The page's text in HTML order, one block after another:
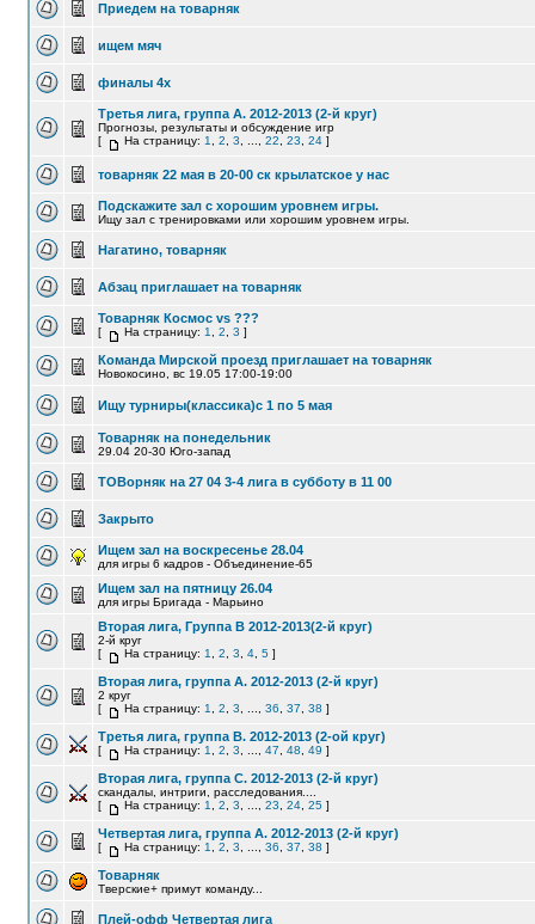
Приедем на товарняк
ищем мяч
финалы 4х
Третья лига, группа A. 2012-2013 (2-й круг)
Прогнозы, результаты и обсуждение игр
[
На страницу: 1 2 3 22 23 24 ]
товарняк 22 мая в 20-00 ск крылатское у нас
Подскажите зал с хорошим уровнем игры.
Ищу зал с тренировками или хорошим уровнем игры.
Нагатино, товарняк
Абзац приглашает на товарняк
Товарняк Космос vs ???
[ На страницу: 1 2 3 ]
Команда Мирской проезд приглашает на товарняк
Новокосино, вс 19.05 17:00-19:00
Ищу турниры(классика)с 1 по 5 мая
Товарняк на понедельник
29.04 20-30 Юго-запад
ТОВорняк на 27 04 3-4 лига в субботу в 11 00
Закрыто
Ищем зал на воскресенье 28.04
для игры 6 кадров - Объединение-65
Ищем зал на пятницу 26.04
для игры Бригада - Марьино
Вторая лига, Группа В 2012-2013(2-й круг)
2-й круг
[
На страницу: 1 2 3 4 5 ]
Вторая лига, группа A. 2012-2013 (2-й круг)
2 круг
[
На страницу: 1 2 3 36 37 38 ]
Третья лига, группа B. 2012-2013 (2-ой круг)
[ На страницу: 1 2 3 47 48 49 ]
Вторая лига, группа С. 2012-2013 (2-й круг)
скандалы, интриги, расследования....
[
На страницу: 1 2 3 23 24 25 ]
Четвертая лига, группа A. 2012-2013 (2-й круг)
[ На страницу: 1 2 3 36 37 38 ]
Товарняк
Тверские+ примут команду...
Плей-офф Четвертая лига